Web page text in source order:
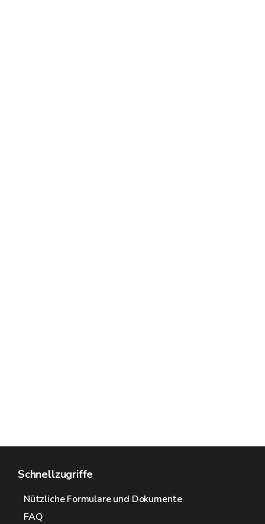
Schnellzugriffe
Nützliche Formulare und Dokumente
FAQ